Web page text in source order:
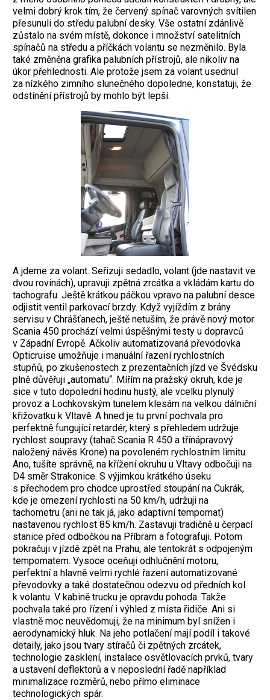
velmi dobrý krok tím, že červený spínač varovných svítilen
přesunuli do středu palubní desky. Vše ostatní zdánlivě
zůstalo na svém místě, dokonce i množství satelitních
spínačů na středu a příčkách volantu se nezměnilo. Byla
také změněna grafika palubních přístrojů, ale nikoliv na
úkor přehlednosti. Ale protože jsem za volant usednul
za nízkého zimního slunečného dopoledne, konstatuji, že
odstínění přístrojů by mohlo být lepší.
A jdeme za volant. Seřizuji sedadlo, volant (jde nastavit ve
dvou rovinách), upravuji zpětná zrcátka a vkládám kartu do
tachografu. Ještě krátkou páčkou vpravo na palubní desce
odjistit ventil parkovací brzdy. Když vyjíždím z brány
servisu v Chrášťanech, ještě netuším, že právě nový motor
Scania 450 prochází velmi úspěšnými testy u dopravců
v Západní Evropě. Ačkoliv automatizovaná převodovka
Opticruise umožňuje i manuální řazení rychlostních
stupňů, po zkušenostech z prezentačních jízd ve Švédsku
plně důvěřuji „automatu“. Mířím na pražský okruh, kde je
sice v tuto dopolední hodinu hustý, ale vcelku plynulý
provoz a Lochkovským tunelem klesám na velkou dálniční
křižovatku k Vltavě. A hned je tu první pochvala pro
perfektně fungující retardér, který s přehledem udržuje
rychlost soupravy (tahač Scania R 450 a třínápravový
naložený návěs Krone) na povoleném rychlostním limitu.
Ano, tušíte správně, na křížení okruhu u Vltavy odbočuji na
D4 směr Strakonice. S výjimkou krátkého úseku
s přechodem pro chodce uprostřed stoupání na Cukrák,
kde je omezení rychlosti na 50 km/h, udržuji na
tachometru (ani ne tak já, jako adaptivní tempomat)
nastavenou rychlost 85 km/h. Zastavuji tradičně u čerpací
stanice před odbočkou na Příbram a fotografuji. Potom
pokračuji v jízdě zpět na Prahu, ale tentokrát s odpojeným
tempomatem. Vysoce oceňuji odhlučnění motoru,
perfektní a hlavně velmi rychlé řazení automatizované
převodovky a také dostatečnou odezvu od předních kol
k volantu. V kabině trucku je opravdu pohoda. Takže
pochvala také pro řízení i výhled z místa řidiče. Ani si
vlastně moc neuvědomuji, že na minimum byl snížen i
aerodynamický hluk. Na jeho potlačení mají podíl i takové
detaily, jako jsou tvary stíračů či zpětných zrcátek,
technologie zasklení, instalace osvětlovacích prvků, tvary
a ustavení deflektorů a v neposlední řadě například
minimalizace rozměrů, nebo přímo eliminace
technologických spár.